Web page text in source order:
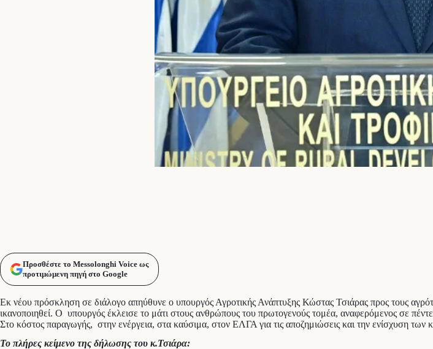
Προσθέστε το Messolonghi Voice ως
προτιμώμενη πηγή στο Google
Εκ νέου πρόσκληση σε διάλογο απηύθυνε ο υπουργός Αγροτικής Ανάπτυξης Κώστας Τσιάρας προς τους
ικανοποιηθεί. Ο υπουργός έκλεισε το μάτι στους ανθρώπους του πρωτογενούς τομέα, αναφερόμενος σε
Στο κόστος παραγωγής, στην ενέργεια, στα καύσιμα, στον ΕΛΓΑ για τις αποζημιώσεις και την ενίσχυση των
Το πλήρες κείμενο της δήλωσης του κ.Τσιάρα: